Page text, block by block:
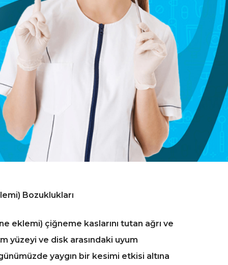
Bozuklukları
eklemi) çiğneme kaslarını tutan ağrı ve
yüzeyi ve disk arasındaki uyum
yaygın bir kesimi etkisi altına